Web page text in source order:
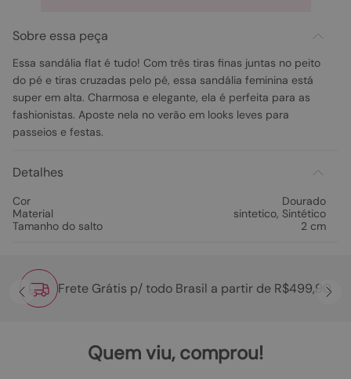
Sobre essa peça
Essa sandália flat é tudo! Com três tiras finas juntas no peito
do pé e tiras cruzadas pelo pé, essa sandália feminina está
super em alta. Charmosa e elegante, ela é perfeita para as
fashionistas. Aposte nela no verão em looks leves para
passeios e festas.
Detalhes
Cor
Dourado
Material
sintetico, Sintético
Tamanho do salto
2 cm
Frete Grátis p/ todo Brasil a partir de R$499,90
Quem viu, comprou!